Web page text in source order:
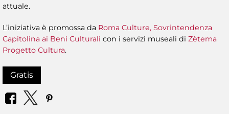
attuale.
L’iniziativa è promossa da Roma Culture, Sovrintendenza
Capitolina ai Beni Culturali con i servizi museali di Zètema
Progetto Cultura.
Gratis